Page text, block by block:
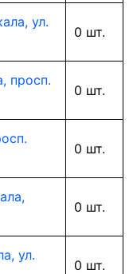
ул.
0 шт.
просп.
0 шт.
0 шт.
0 шт.
ул.
0 шт.